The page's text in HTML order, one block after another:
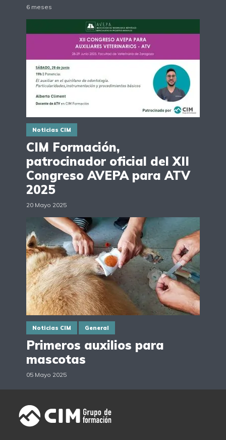
6 meses
Noticias CIM
CIM Formación,
patrocinador oficial del XII
Congreso AVEPA para ATV
2025
20 Mayo 2025
Noticias CIM General
Primeros auxilios para
mascotas
05 Mayo 2025